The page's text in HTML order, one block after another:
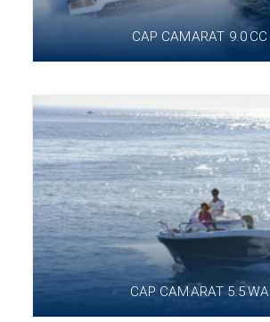
CAP CAMARAT 9.0 CC
CAP CAMARAT 5.5 WA